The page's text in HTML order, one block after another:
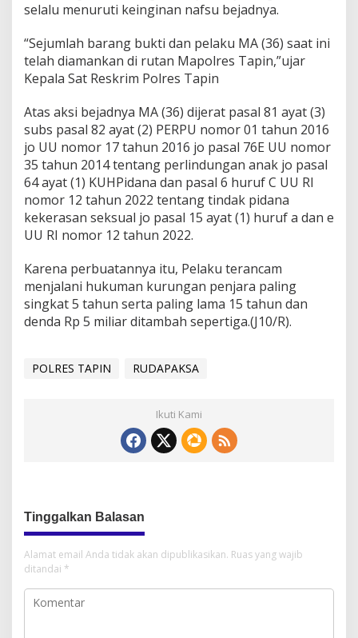
selalu menuruti keinginan nafsu bejadnya.
“Sejumlah barang bukti dan pelaku MA (36) saat ini
telah diamankan di rutan Mapolres Tapin,”ujar
Kepala Sat Reskrim Polres Tapin
Atas aksi bejadnya MA (36) dijerat pasal 81 ayat (3)
subs pasal 82 ayat (2) PERPU nomor 01 tahun 2016
jo UU nomor 17 tahun 2016 jo pasal 76E UU nomor
35 tahun 2014 tentang perlindungan anak jo pasal
64 ayat (1) KUHPidana dan pasal 6 huruf C UU RI
nomor 12 tahun 2022 tentang tindak pidana
kekerasan seksual jo pasal 15 ayat (1) huruf a dan e
UU RI nomor 12 tahun 2022.
Karena perbuatannya itu, Pelaku terancam
menjalani hukuman kurungan penjara paling
singkat 5 tahun serta paling lama 15 tahun dan
denda Rp 5 miliar ditambah sepertiga.(J10/R).
POLRES TAPIN RUDAPAKSA
Ikuti Kami
Tinggalkan Balasan
Alamat email Anda tidak akan dipublikasikan. Ruas yang wajib
ditandai *